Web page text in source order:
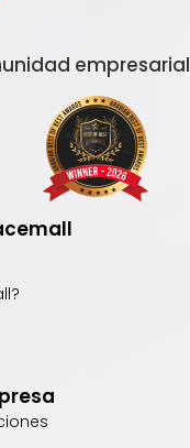
empresarial